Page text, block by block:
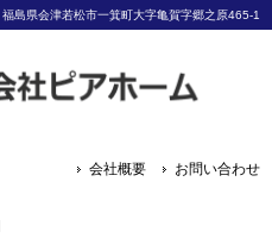
福島県会津若松市一箕町大字亀賀字郷之原465-1
会社概要 お問い合わせ